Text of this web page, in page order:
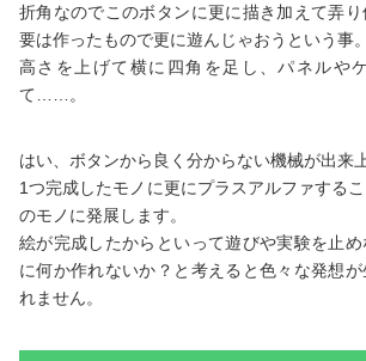
折角なのでこのボタンに更に描き加えて弄り
要は作ったもので更に遊んじゃおうという事。
高さを上げて横に四角を足し、パネルや
て……。
はい、ボタンから良く分からない機械が出来
1つ完成したモノに更にプラスアルファする
のモノに発展します。
絵が完成したからといって遊びや実験を止
に何か作れないか？と考えると色々な発想
れません。